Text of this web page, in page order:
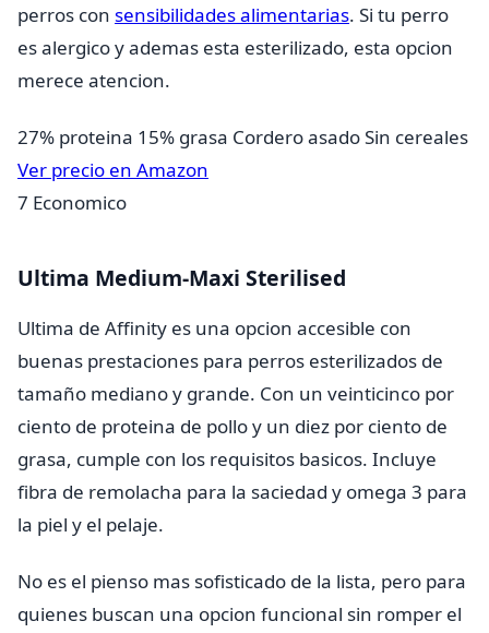
perros con sensibilidades alimentarias. Si tu perro
es alergico y ademas esta esterilizado, esta opcion
merece atencion.
27% proteina 15% grasa Cordero asadoSin cereales
Ver precio en Amazon
7 Economico
Ultima Medium-Maxi Sterilised
Ultima de Affinity es una opcion accesible con
buenas prestaciones para perros esterilizados de
tamaño mediano y grande. Con un veinticinco por
ciento de proteina de pollo y un diez por ciento de
grasa, cumple con los requisitos basicos. Incluye
fibra de remolacha para la saciedad y omega 3 para
la piel y el pelaje.
No es el pienso mas sofisticado de la lista, pero para
quienes buscan una opcion funcional sin romper el